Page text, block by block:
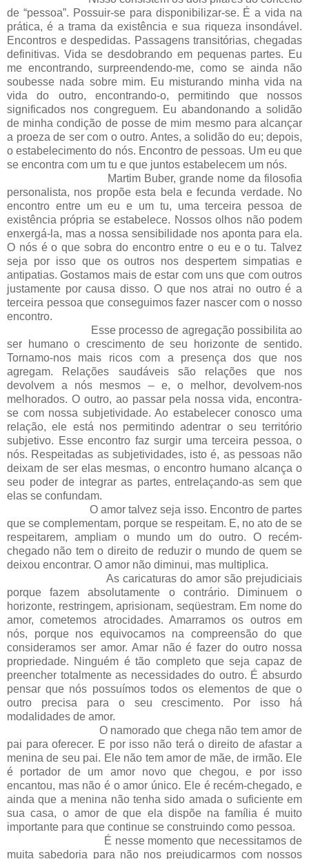
de “pessoa”. Possuir-se para disponibilizar-se. É a vida na
prática, é a trama da existência e sua riqueza insondável.
Encontros e despedidas. Passagens transitórias, chegadas
definitivas. Vida se desdobrando em pequenas partes. Eu
me encontrando, surpreendendo-me, como se ainda não
soubesse nada sobre mim. Eu misturando minha vida na
vida do outro, encontrando-o, permitindo que nossos
significados nos congreguem. Eu abandonando a solidão
de minha condição de posse de mim mesmo para alcançar
a proeza de ser com o outro. Antes, a solidão do eu; depois,
o estabelecimento do nós. Encontro de pessoas. Um eu que
se encontra com um tu e que juntos estabelecem um nós.
Martim Buber, grande nome da filosofia
personalista, nos propõe esta bela e fecunda verdade. No
encontro entre um eu e um tu, uma terceira pessoa de
existência própria se estabelece. Nossos olhos não podem
enxergá-la, mas a nossa sensibilidade nos aponta para ela.
O nós é o que sobra do encontro entre o eu e o tu. Talvez
seja por isso que os outros nos despertem simpatias e
antipatias. Gostamos mais de estar com uns que com outros
justamente por causa disso. O que nos atrai no outro é a
terceira pessoa que conseguimos fazer nascer com o nosso
encontro.
Esse processo de agregação possibilita ao
ser humano o crescimento de seu horizonte de sentido.
Tornamo-nos mais ricos com a presença dos que nos
agregam. Relações saudáveis são relações que nos
devolvem a nós mesmos – e, o melhor, devolvem-nos
melhorados. O outro, ao passar pela nossa vida, encontra-
se com nossa subjetividade. Ao estabelecer conosco uma
relação, ele está nos permitindo adentrar o seu território
subjetivo. Esse encontro faz surgir uma terceira pessoa, o
nós. Respeitadas as subjetividades, isto é, as pessoas não
deixam de ser elas mesmas, o encontro humano alcança o
seu poder de integrar as partes, entrelaçando-as sem que
elas se confundam.
O amor talvez seja isso. Encontro de partes
que se complementam, porque se respeitam. E, no ato de se
respeitarem, ampliam o mundo um do outro. O recém-
chegado não tem o direito de reduzir o mundo de quem se
deixou encontrar. O amor não diminui, mas multiplica.
As caricaturas do amor são prejudiciais
porque fazem absolutamente o contrário. Diminuem o
horizonte, restringem, aprisionam, seqüestram. Em nome do
amor, cometemos atrocidades. Amarramos os outros em
nós, porque nos equivocamos na compreensão do que
consideramos ser amor. Amar não é fazer do outro nossa
propriedade. Ninguém é tão completo que seja capaz de
preencher totalmente as necessidades do outro. É absurdo
pensar que nós possuímos todos os elementos de que o
outro precisa para o seu crescimento. Por isso há
modalidades de amor.
O namorado que chega não tem amor de
pai para oferecer. E por isso não terá o direito de afastar a
menina de seu pai. Ele não tem amor de mãe, de irmão. Ele
é portador de um amor novo que chegou, e por isso
encantou, mas não é o amor único. Ele é recém-chegado, e
ainda que a menina não tenha sido amada o suficiente em
sua casa, o amor de que ela dispõe na família é muito
importante para que continue se construindo como pessoa.
É nesse momento que necessitamos de
muita sabedoria para não nos prejudicarmos com nossos